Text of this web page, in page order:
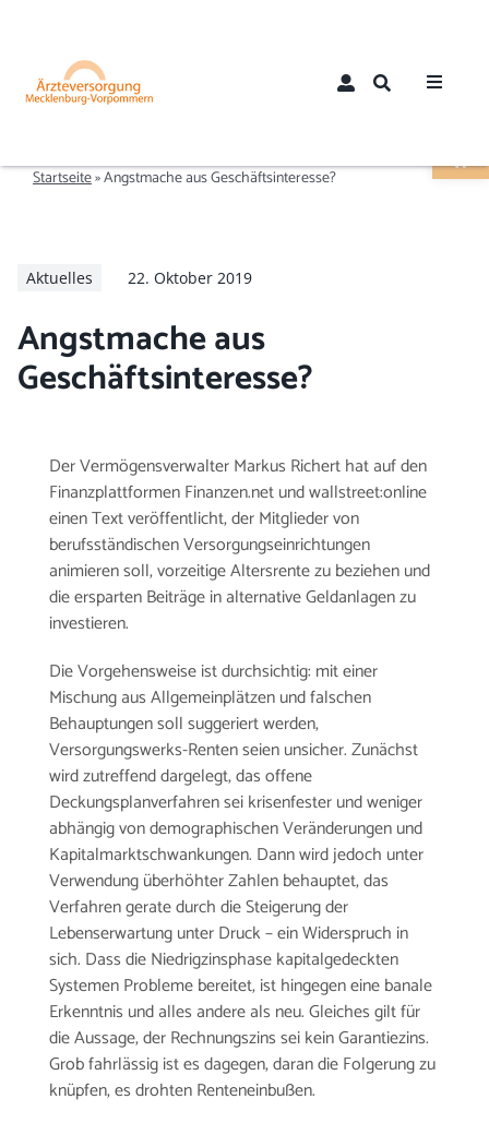
Toggle
Aktuelles
Mitglieder
Arbeitgeber
Startseite»Angstmache aus Geschäftsinteresse?
Aktuelles 22. Oktober 2019
Angstmache aus
Geschäftsinteresse?
Der Vermögensverwalter Markus Richert hat auf den
Finanzplattformen Finanzen.net und wallstreet:online
einen Text veröffentlicht, der Mitglieder von
berufsständischen Versorgungseinrichtungen
animieren soll, vorzeitige Altersrente zu beziehen und
die ersparten Beiträge in alternative Geldanlagen zu
investieren.
Die Vorgehensweise ist durchsichtig: mit einer
Mischung aus Allgemeinplätzen und falschen
Behauptungen soll suggeriert werden,
Versorgungswerks-Renten seien unsicher. Zunächst
wird zutreffend dargelegt, das offene
Deckungsplanverfahren sei krisenfester und weniger
abhängig von demographischen Veränderungen und
Kapitalmarktschwankungen. Dann wird jedoch unter
Verwendung überhöhter Zahlen behauptet, das
Verfahren gerate durch die Steigerung der
Lebenserwartung unter Druck – ein Widerspruch in
sich. Dass die Niedrigzinsphase kapitalgedeckten
Systemen Probleme bereitet, ist hingegen eine banale
Erkenntnis und alles andere als neu. Gleiches gilt für
die Aussage, der Rechnungszins sei kein Garantiezins.
Grob fahrlässig ist es dagegen, daran die Folgerung zu
knüpfen, es drohten Renteneinbußen.